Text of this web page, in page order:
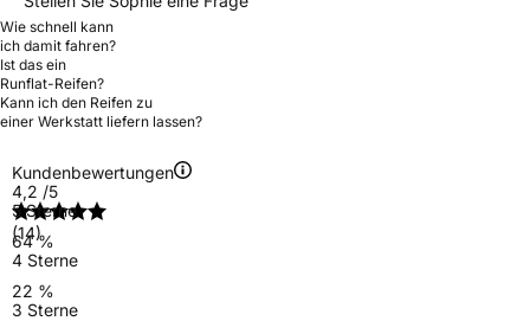
Wie schnell kann
ich damit fahren?
Ist das ein
Runflat-Reifen?
Kann ich den Reifen zu
einer Werkstatt liefern lassen?
Kundenbewertungen
4,2 /5
(14)
5 Sterne
64 %
4 Sterne
22 %
3 Sterne